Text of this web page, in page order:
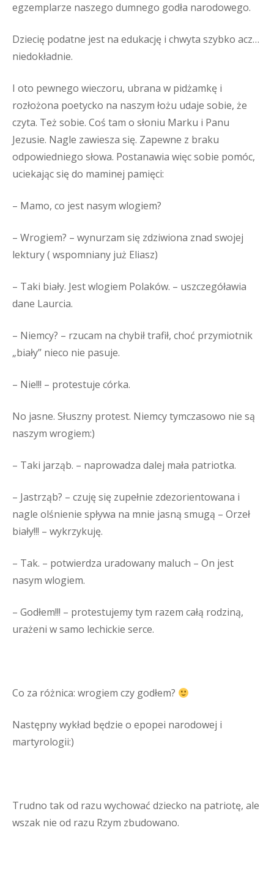
egzemplarze naszego dumnego godła narodowego.
Dziecię podatne jest na edukację i chwyta szybko acz…
niedokładnie.
I oto pewnego wieczoru, ubrana w pidżamkę i
rozłożona poetycko na naszym łożu udaje sobie, że
czyta. Też sobie. Coś tam o słoniu Marku i Panu
Jezusie. Nagle zawiesza się. Zapewne z braku
odpowiedniego słowa. Postanawia więc sobie pomóc,
uciekając się do maminej pamięci:
– Mamo, co jest nasym wlogiem?
– Wrogiem? – wynurzam się zdziwiona znad swojej
lektury ( wspomniany już Eliasz)
– Taki biały. Jest wlogiem Polaków. – uszczegóławia
dane Laurcia.
– Niemcy? – rzucam na chybił trafił, choć przymiotnik
„biały” nieco nie pasuje.
– Nie!!! – protestuje córka.
No jasne. Słuszny protest. Niemcy tymczasowo nie są
naszym wrogiem:)
– Taki jarząb. – naprowadza dalej mała patriotka.
– Jastrząb? – czuję się zupełnie zdezorientowana i
nagle olśnienie spływa na mnie jasną smugą – Orzeł
biały!!! – wykrzykuję.
– Tak. – potwierdza uradowany maluch – On jest
nasym wlogiem.
– Godłem!!! – protestujemy tym razem całą rodziną,
urażeni w samo lechickie serce.
Co za różnica: wrogiem czy godłem?
Następny wykład będzie o epopei narodowej i
martyrologii:)
Trudno tak od razu wychować dziecko na patriotę, ale
wszak nie od razu Rzym zbudowano.